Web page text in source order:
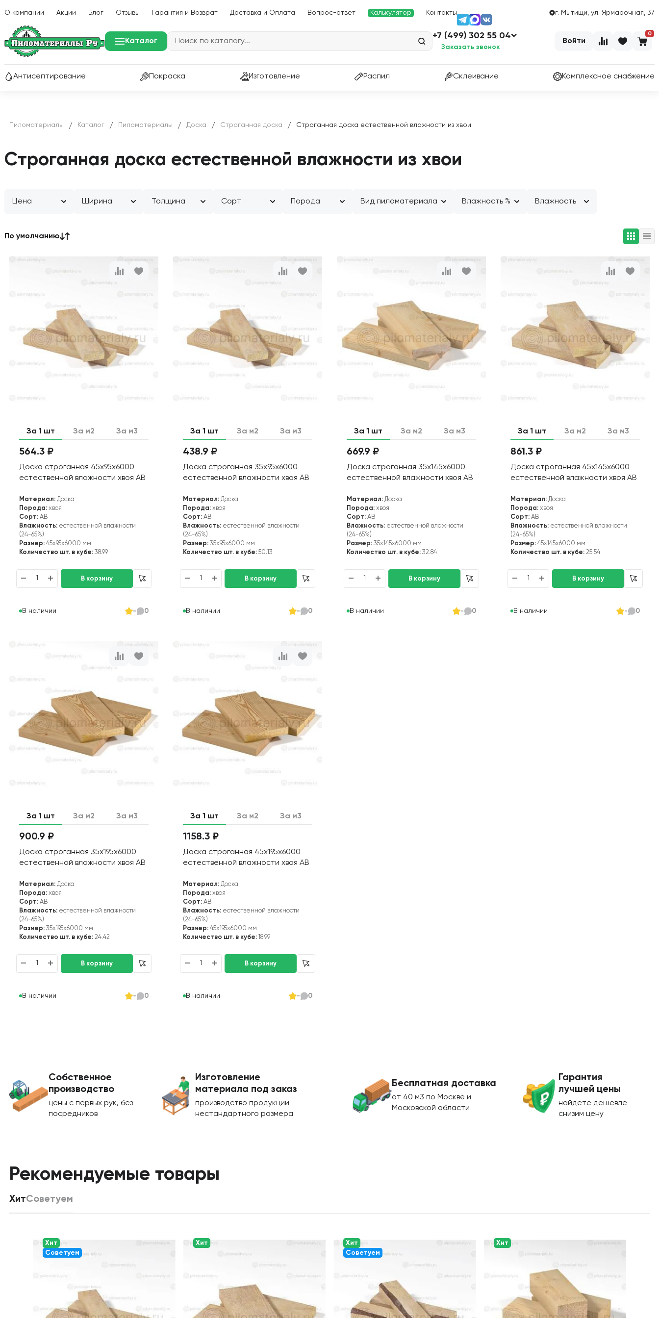
О компании Акции Блог Отзывы Гарантия и Возврат Доставка и Оплата Вопрос-ответ Калькулятор Контакты г. Мытищи, ул. Ярмарочная, 37
Каталог
+7 (499) 302 55 04
Заказать звонок
Войти
0
Антисептирование Покраска Изготовление Распил Склеивание Комплексное снабжение
Рассчитайте пиломатериалы
Перейти в калькулятор
Пиломатериалы / Каталог / Пиломатериалы / Доска / Строганная доска / Строганная доска естественной влажности из хвои
Строганная доска естественной влажности из хвои
Цена Ширина Толщина Сорт Порода Вид пиломатериала Влажность % Влажность
По умолчанию
За 1 шт За м2 За м3
564.3 ₽
Доска строганная 45х95х6000
естественной влажности хвоя АВ
Материал:Доска
Порода:хвоя
Сорт:АВ
Влажность:естественной влажности
(24-65%)
Размер:45x95x6000 мм
Количество шт. в кубе:38.99
В наличии - 0
За 1 шт За м2 За м3
438.9 ₽
Доска строганная 35х95х6000
естественной влажности хвоя АВ
Материал:Доска
Порода:хвоя
Сорт:АВ
Влажность:естественной влажности
(24-65%)
Размер:35x95x6000 мм
Количество шт. в кубе:50.13
В наличии - 0
За 1 шт За м2 За м3
669.9 ₽
Доска строганная 35х145х6000
естественной влажности хвоя АВ
Материал: Доска
Порода: хвоя
Сорт: АВ
Влажность: естественной влажности
(24-65%)
Размер: 35x145x6000 мм
Количество шт. в кубе: 32.84
В наличии - 0
За 1 шт За м2 За м3
861.3 ₽
Доска строганная 45х145х6000
естественной влажности хвоя АВ
Материал: Доска
Порода: хвоя
Сорт: АВ
Влажность: естественной влажности
(24-65%)
Размер: 45x145x6000 мм
Количество шт. в кубе: 25.54
В наличии - 0
За 1 шт За м2 За м3
900.9 ₽
Доска строганная 35х195х6000
естественной влажности хвоя АВ
Материал:Доска
Порода:хвоя
Сорт:АВ
Влажность:естественной влажности
(24-65%)
Размер:35x195x6000 мм
Количество шт. в кубе:24.42
В наличии - 0
За 1 шт За м2 За м3
1158.3 ₽
Доска строганная 45х195х6000
естественной влажности хвоя АВ
Материал:Доска
Порода:хвоя
Сорт:АВ
Влажность:естественной влажности
(24-65%)
Размер:45x195x6000 мм
Количество шт. в кубе:18.99
В наличии - 0
Собственное
производство
цены с первых рук, без
посредников
Изготовление
материала под заказ
производство продукции
нестандартного размера
Бесплатная доставка
от 40 м3 по Москве и
Московской области
Гарантия
лучшей цены
найдете дешевле
снизим цену
Рекомендуемые товары
ХитСоветуем
Хит
Советуем
Хит
Хит
Советуем
Хит